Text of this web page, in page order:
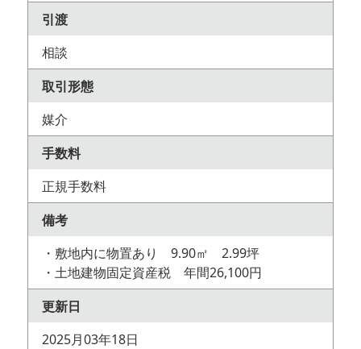
引渡
相談
取引形態
媒介
手数料
正規手数料
備考
・敷地内に物置あり 9.90㎡ 2.99坪
・土地建物固定資産税 年間26,100円
更新日
2025月03年18日